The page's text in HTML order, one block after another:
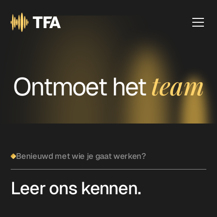
Ontmoet hetteam
Benieuwd met wie je gaat werken?
Leer ons kennen.